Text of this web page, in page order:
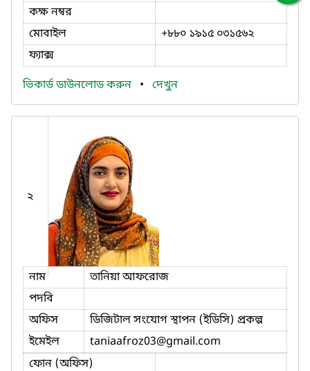
কক্ষ নম্বর
মোবাইল
+৮৮০ ১৯১৫ ০৩১৫৬২
ফ্যাক্স
ভিকার্ড ডাউনলোড করুন • দেখুন
২
নাম
তানিয়া আফরোজ
পদবি
অফিস
ডিজিটাল সংযোগ স্থাপন (ইডিসি) প্রকল্প
ইমেইল
taniaafroz03@gmail.com
ফোন (অফিস)